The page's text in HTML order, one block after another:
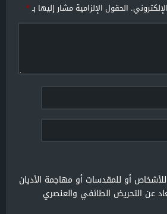
الحقول الإلزامية مشار إليها بـ*
أو للمقدسات أو مهاجمة الأديان
عن التحريض الطائفي والعنصري